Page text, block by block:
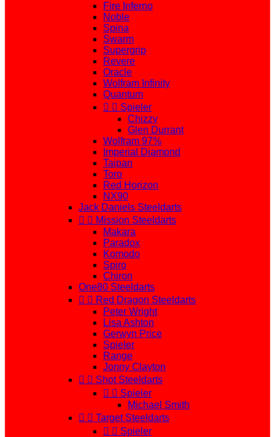
Fire Inferno
Noble
Spina
Swarm
Supergrip
Revere
Oracle
Wolfram Infinity
Quantum
  Spieler
Chizzy
Glen Durrant
Wolfram 97%
Imperial Diamond
Taipan
Toro
Red Horizon
NX90
Jack Daniels Steeldarts
  Mission Steeldarts
Makara
Paradox
Komodo
Spiro
Chiron
One80 Steeldarts
  Red Dragon Steeldarts
Peter Wright
Lisa Ashton
Gerwyn Price
Spieler
Range
Jonny Clayton
  Shot Steeldarts
  Spieler
Michael Smith
  Target Steeldarts
  Spieler